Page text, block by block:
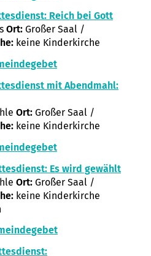
Reich bei Gott
Ort: Großer Saal /
keine Kinderkirche
mit Abendmahl:
Ort: Großer Saal /
keine Kinderkirche
Es wird gewählt
Ort: Großer Saal /
keine Kinderkirche